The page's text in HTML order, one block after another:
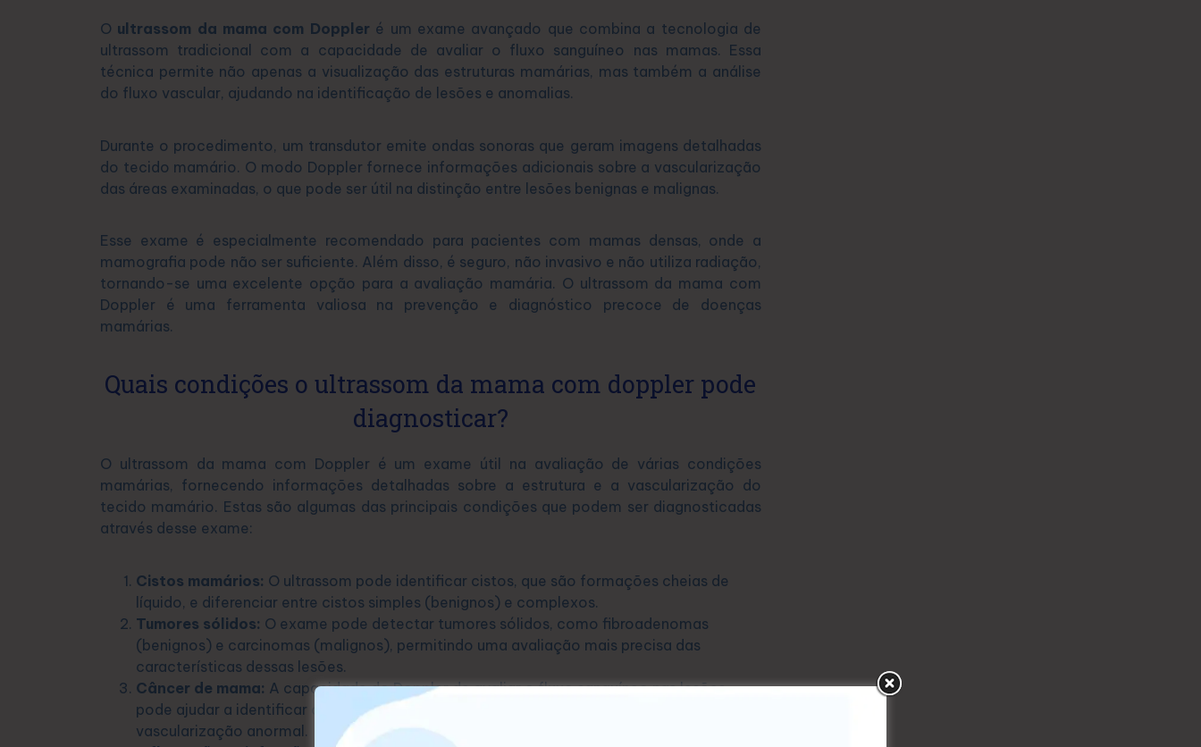
O ultrassom da mama com Doppler é um exame avançado que combina a tecnologia de
ultrassom tradicional com a capacidade de avaliar o fluxo sanguíneo nas mamas. Essa
técnica permite não apenas a visualização das estruturas mamárias, mas também a análise
do fluxo vascular, ajudando na identificação de lesões e anomalias.
Durante o procedimento, um transdutor emite ondas sonoras que geram imagens detalhadas
do tecido mamário. O modo Doppler fornece informações adicionais sobre a vascularização
das áreas examinadas, o que pode ser útil na distinção entre lesões benignas e malignas.
Esse exame é especialmente recomendado para pacientes com mamas densas, onde a
mamografia pode não ser suficiente. Além disso, é seguro, não invasivo e não utiliza radiação,
tornando-se uma excelente opção para a avaliação mamária. O ultrassom da mama com
Doppler é uma ferramenta valiosa na prevenção e diagnóstico precoce de doenças
mamárias.
Quais condições o ultrassom da mama com doppler pode
diagnosticar?
O ultrassom da mama com Doppler é um exame útil na avaliação de várias condições
mamárias, fornecendo informações detalhadas sobre a estrutura e a vascularização do
tecido mamário. Estas são algumas das principais condições que podem ser diagnosticadas
através desse exame:
Cistos mamários: O ultrassom pode identificar cistos, que são formações cheias de
líquido, e diferenciar entre cistos simples (benignos) e complexos.
Tumores sólidos: O exame pode detectar tumores sólidos, como fibroadenomas
(benignos) e carcinomas (malignos), permitindo uma avaliação mais precisa das
características dessas lesões.
Câncer de mama: A capacidade do Doppler de avaliar o fluxo sanguíneo nas lesões
pode ajudar a identificar características associadas a tumores malignos, como
vascularização anormal.